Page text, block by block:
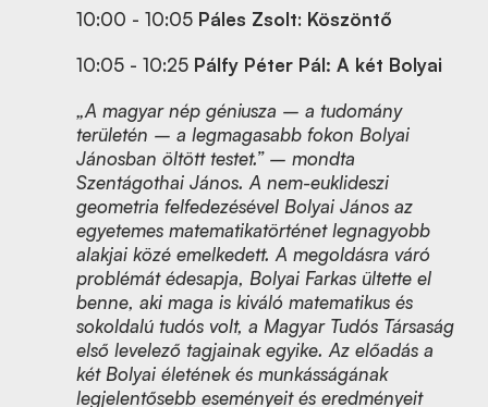
10:00 - 10:05 Páles Zsolt: Köszöntő
10:05 - 10:25 Pálfy Péter Pál: A két Bolyai
„A magyar nép géniusza – a tudomány
területén – a legmagasabb fokon Bolyai
Jánosban öltött testet.” – mondta
Szentágothai János. A nem-euklideszi
geometria felfedezésével Bolyai János az
egyetemes matematikatörténet legnagyobb
alakjai közé emelkedett. A megoldásra váró
problémát édesapja, Bolyai Farkas ültette el
benne, aki maga is kiváló matematikus és
sokoldalú tudós volt, a Magyar Tudós Társaság
első levelező tagjainak egyike. Az előadás a
két Bolyai életének és munkásságának
legjelentősebb eseményeit és eredményeit